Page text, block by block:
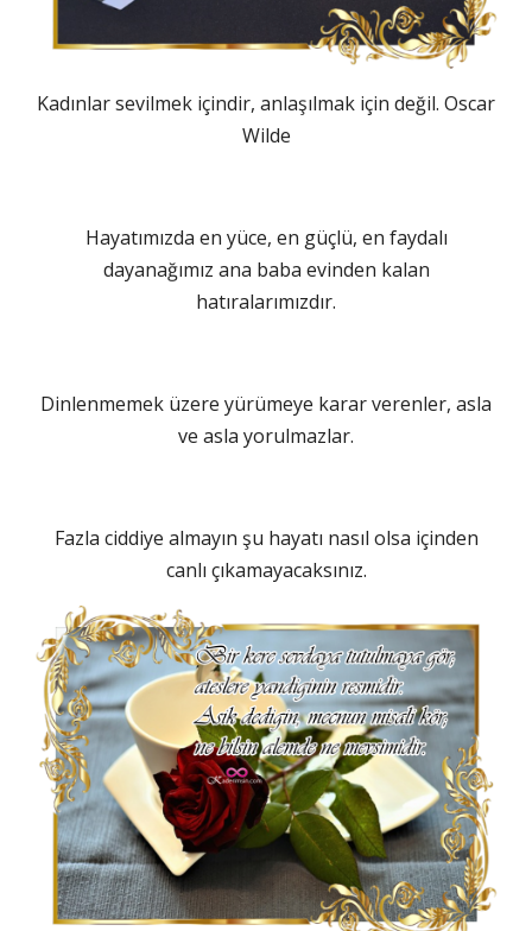
Kadınlar sevilmek içindir, anlaşılmak için değil. Oscar
Wilde
Hayatımızda en yüce, en güçlü, en faydalı
dayanağımız ana baba evinden kalan
hatıralarımızdır.
Dinlenmemek üzere yürümeye karar verenler, asla
ve asla yorulmazlar.
Fazla ciddiye almayın şu hayatı nasıl olsa içinden
canlı çıkamayacaksınız.